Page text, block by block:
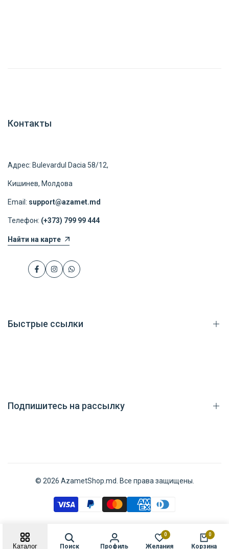
Контакты
Адрес: Bulevardul Dacia 58/12,
Кишинев, Молдова
Email: support@azamet.md
Телефон: (+373) 799 99 444
Найти на карте
FacebookInstagramWhatsApp
Быстрые ссылки
Подпишитесь на рассылку
Подписаться
© 2026 AzametShop.md . Все права защищены.
Каталог Поиск Профиль
0
Желания
0
Корзина